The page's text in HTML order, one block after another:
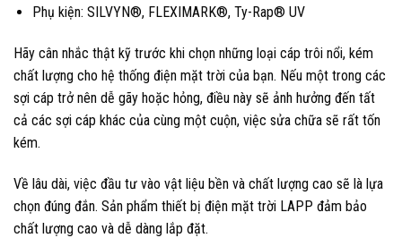
Phụ kiện: SILVYN®, FLEXIMARK®, Ty-Rap® UV
Hãy cân nhắc thật kỹ trước khi chọn những loại cáp trôi nổi, kém
chất lượng cho hệ thống điện mặt trời của bạn. Nếu một trong các
sợi cáp trở nên dễ gãy hoặc hỏng, điều này sẽ ảnh hưởng đến tất
cả các sợi cáp khác của cùng một cuộn, việc sửa chữa sẽ rất tốn
kém.
Về lâu dài, việc đầu tư vào vật liệu bền và chất lượng cao sẽ là lựa
chọn đúng đắn. Sản phẩm thiết bị điện mặt trời LAPP đảm bảo
chất lượng cao và dễ dàng lắp đặt.